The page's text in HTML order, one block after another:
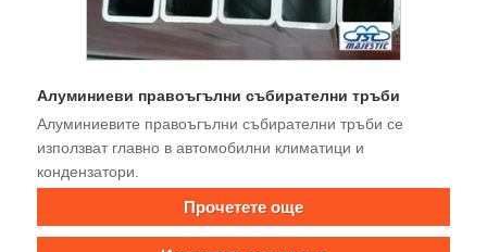
Алуминиеви правоъгълни събирателни тръби
Алуминиевите правоъгълни събирателни тръби се
използват главно в автомобилни климатици и
кондензатори.
Прочетете още